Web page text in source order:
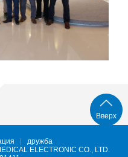
Вверх
дружба
ELECTRONIC CO., LTD.